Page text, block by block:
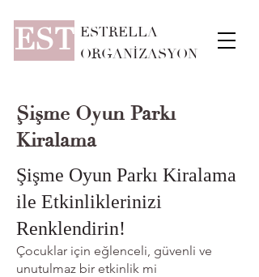
EST ESTRELLA
ORGANİZASYON
Şişme Oyun Parkı
Kiralama
Şişme Oyun Parkı Kiralama
ile Etkinliklerinizi
Renklendirin!
Çocuklar için eğlenceli, güvenli ve
unutulmaz bir etkinlik mi